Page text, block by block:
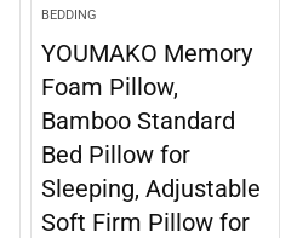
BEDDING
YOUMAKO Memory
Foam Pillow,
Bamboo Standard
Bed Pillow for
Sleeping, Adjustable
Soft Firm Pillow for